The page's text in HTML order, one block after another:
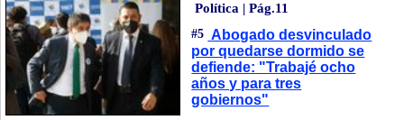
Política | Pág.11
#5 Abogado desvinculado
por quedarse dormido se
defiende: "Trabajé ocho
años y para tres
gobiernos"